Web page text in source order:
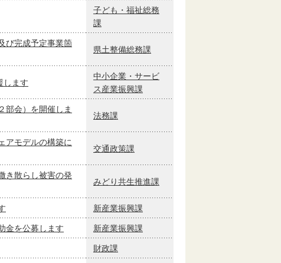
子ども・福祉総務
課
完成予定事業箇
県土整備総務課
します
中小企業・サービ
ス産業振興課
部会）を開催しま
法務課
アモデルの構築に
交通政策課
き散らし被害の発
みどり共生推進課
新産業振興課
金を公募します 新産業振興課
財政課